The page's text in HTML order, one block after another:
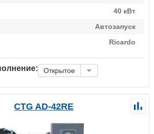
40 кВт
Автозапуск
Ricardo
Открытое
CTG AD-42RE